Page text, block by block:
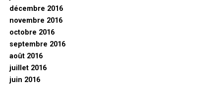
décembre 2016
novembre 2016
octobre 2016
septembre 2016
août 2016
juillet 2016
juin 2016